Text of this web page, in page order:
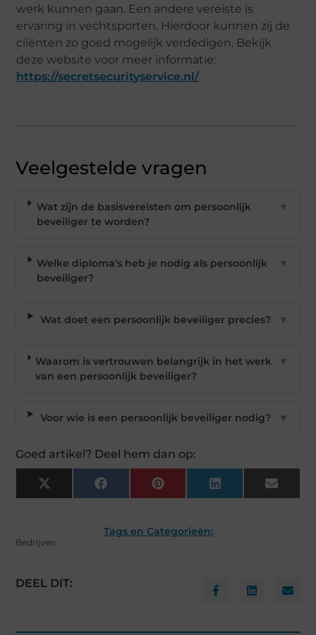
werk kunnen gaan. Een andere vereiste is
ervaring in vechtsporten. Hierdoor kunnen zij de
cliënten zo goed mogelijk verdedigen. Bekijk
deze website voor meer informatie:
https://secretsecurityservice.nl/.
Veelgestelde vragen
Wat zijn de basisvereisten om persoonlijk
beveiliger te worden?
▼
Welke diploma's heb je nodig als persoonlijk
beveiliger?
▼
Wat doet een persoonlijk beveiliger precies? ▼
Waarom is vertrouwen belangrijk in het werk
van een persoonlijk beveiliger?
▼
Voor wie is een persoonlijk beveiliger nodig? ▼
Goed artikel? Deel hem dan op:
X
(Twitter)
Facebook Pinterest LinkedIn Email
Tags en Categorieën:
Bedrijven
DEEL DIT: